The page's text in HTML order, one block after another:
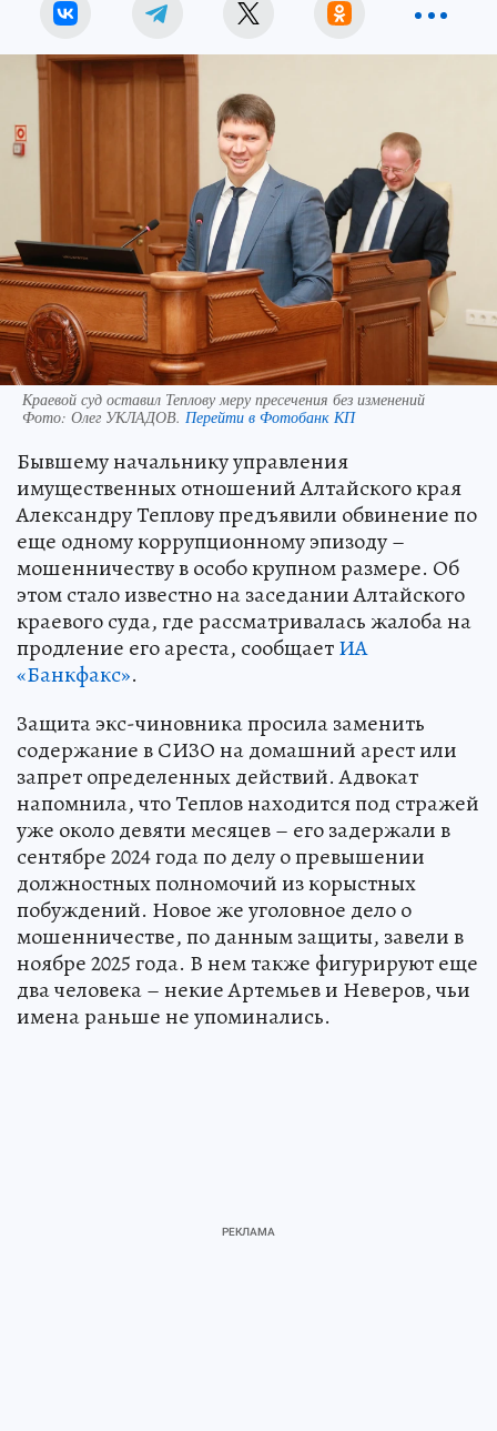
Краевой суд оставил Теплову меру пресечения без изменений
Фото: Олег УКЛАДОВ. Перейти в Фотобанк КП
Бывшему начальнику управления
имущественных отношений Алтайского края
Александру Теплову предъявили обвинение по
еще одному коррупционному эпизоду –
мошенничеству в особо крупном размере. Об
этом стало известно на заседании Алтайского
краевого суда, где рассматривалась жалоба на
продление его ареста, сообщаетИА
«Банкфакс».
Защита экс-чиновника просила заменить
содержание в СИЗО на домашний арест или
запрет определенных действий. Адвокат
напомнила, что Теплов находится под стражей
уже около девяти месяцев – его задержали в
сентябре 2024 года по делу о превышении
должностных полномочий из корыстных
побуждений. Новое же уголовное дело о
мошенничестве, по данным защиты, завели в
ноябре 2025 года. В нем также фигурируют еще
два человека – некие Артемьев и Неверов, чьи
имена раньше не упоминались.